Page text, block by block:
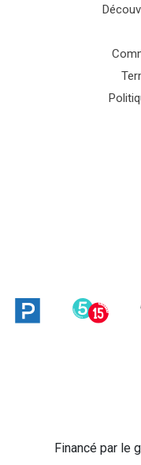
Financé par le